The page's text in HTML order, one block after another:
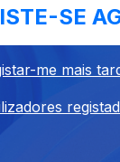
/ Colômbia).
SE
me mais